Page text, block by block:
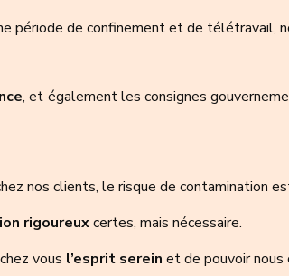
période de confinement et de télétravail,
, et également les consignes
nos clients, le risque de contamination
rigoureuxcertes, mais nécessaire.
vous l’esprit serein et de pouvoir nous